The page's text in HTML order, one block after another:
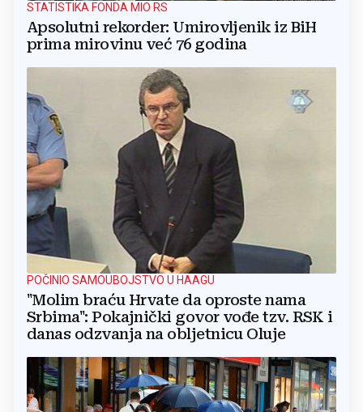
STATISTIKA FONDA MIO RS
Apsolutni rekorder: Umirovljenik iz BiH
prima mirovinu već 76 godina
POČINIO SAMOUBOJSTVO U HAAGU
"Molim braću Hrvate da oproste nama
Srbima": Pokajnički govor vođe tzv. RSK i
danas odzvanja na obljetnicu Oluje